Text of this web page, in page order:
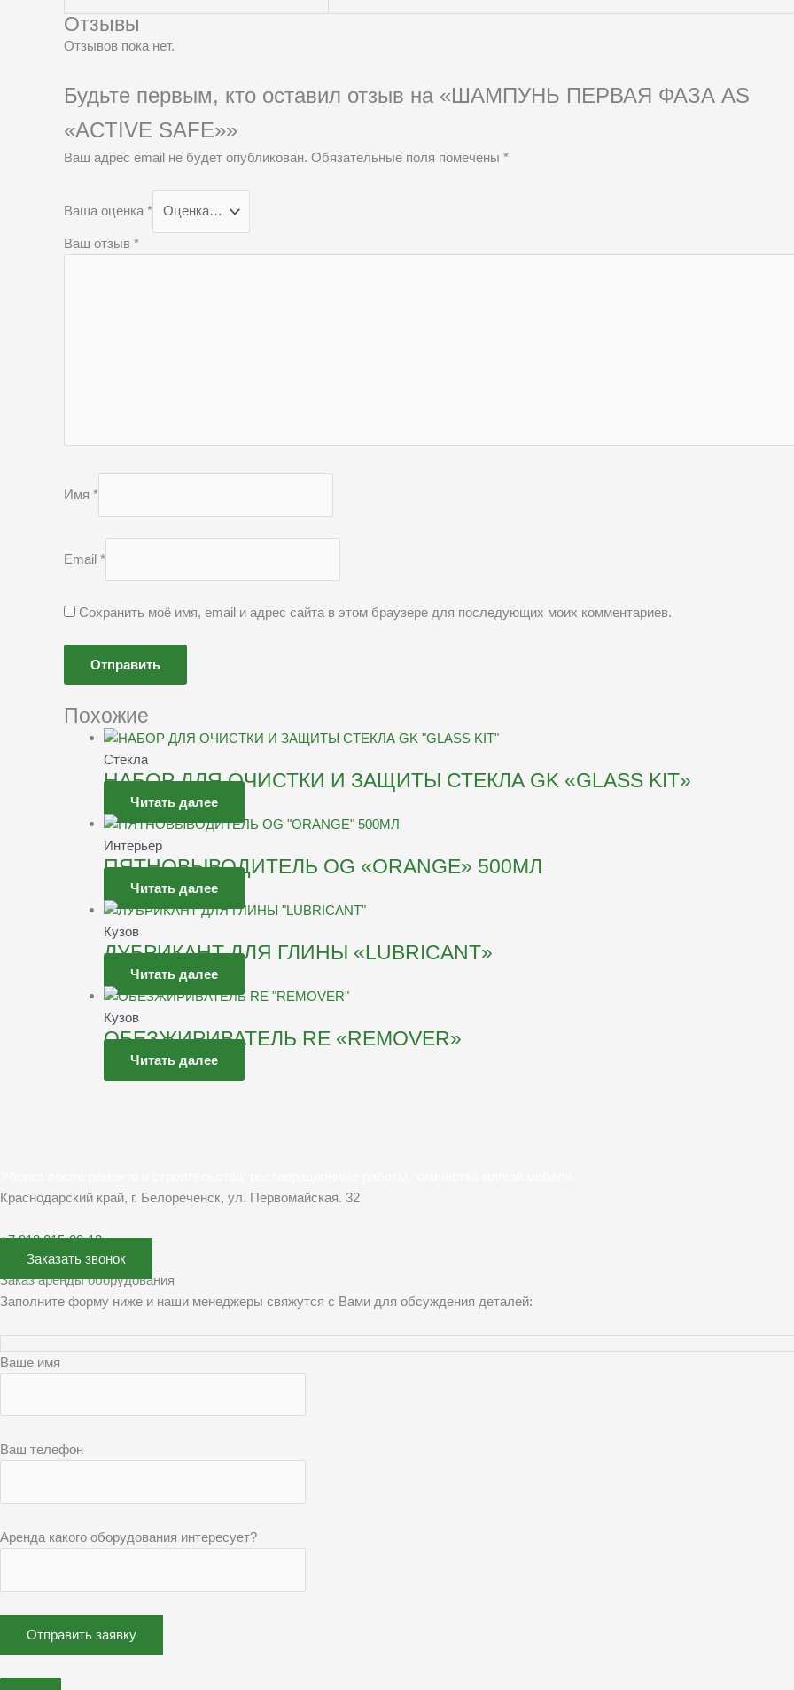
Отзывы
Отзывов пока нет.
Будьте первым, кто оставил отзыв на «ШАМПУНЬ ПЕРВАЯ ФАЗА AS
«ACTIVE SAFE»»
Ваш адрес email не будет опубликован. Обязательные поля помечены *
Ваша оценка *
Ваш отзыв *
Имя *
Email *
Сохранить моё имя, email и адрес сайта в этом браузере для последующих моих комментариев.
Похожие
Стекла
НАБОР ДЛЯ ОЧИСТКИ И ЗАЩИТЫ СТЕКЛА GK «GLASS KIT»
Читать далее
Интерьер
ПЯТНОВЫВОДИТЕЛЬ OG «ORANGE» 500МЛ
Читать далее
Кузов
ЛУБРИКАНТ ДЛЯ ГЛИНЫ «LUBRICANT»
Читать далее
Кузов
ОБЕЗЖИРИВАТЕЛЬ RE «REMOVER»
Читать далее
Краснодарский край, г. Белореченск, ул. Первомайская. 32
+7 918 015-00-13
Заказать звонок
Заказ аренды оборудования
Заполните форму ниже и наши менеджеры свяжутся с Вами для обсуждения деталей:
Ваше имя
Ваш телефон
Аренда какого оборудования интересует?